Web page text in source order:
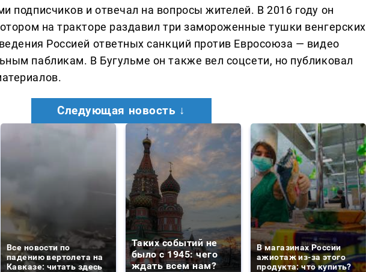
подписчиков и отвечал на вопросы жителей. В 2016 году он
на тракторе раздавил три замороженные тушки венгерских
Россией ответных санкций против Евросоюза — видео
пабликам. В Бугульме он также вел соцсети, но публиковал
Следующая новость ↓
Все новости по
падению вертолета на
Кавказе: читать здесь
Таких событий не
было с 1945: чего
ждать всем нам?
В магазинах России
ажиотаж из-за этого
продукта: что купить?